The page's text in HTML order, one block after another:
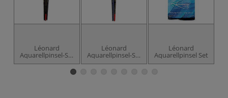
Léonard
Aquarellpinsel-Set
"Le Floral" 3er-Set
Léonard
Aquarellpinsel-Set
"La Base" 2er-Set
Léonard
Aquarellpinsel Set